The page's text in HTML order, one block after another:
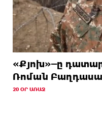
«Քյոխ»–ը
Ռոման
20 ՕՐ ԱՌԱՋ